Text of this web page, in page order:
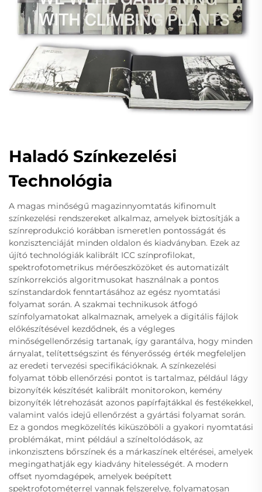
Haladó Színkezelési
Technológia
A magas minőségű magazinnyomtatás kifinomult
színkezelési rendszereket alkalmaz, amelyek biztosítják a
színreprodukció korábban ismeretlen pontosságát és
konzisztenciáját minden oldalon és kiadványban. Ezek az
újító technológiák kalibrált ICC színprofilokat,
spektrofotometrikus mérőeszközöket és automatizált
színkorrekciós algoritmusokat használnak a pontos
színstandardok fenntartásához az egész nyomtatási
folyamat során. A szakmai technikusok átfogó
színfolyamatokat alkalmaznak, amelyek a digitális fájlok
előkészítésével kezdődnek, és a végleges
minőségellenőrzésig tartanak, így garantálva, hogy minden
árnyalat, telítettségszint és fényerősség érték megfeleljen
az eredeti tervezési specifikációknak. A színkezelési
folyamat több ellenőrzési pontot is tartalmaz, például lágy
bizonyíték készítését kalibrált monitorokon, kemény
bizonyíték létrehozását azonos papírfajtákkal és festékekkel,
valamint valós idejű ellenőrzést a gyártási folyamat során.
Ez a gondos megközelítés kiküszöböli a gyakori nyomtatási
problémákat, mint például a színeltolódások, az
inkonzisztens bőrszínek és a márkaszínek eltérései, amelyek
megingathatják egy kiadvány hitelességét. A modern
offset nyomdagépek, amelyek beépített
spektrofotométerrel vannak felszerelve, folyamatosan